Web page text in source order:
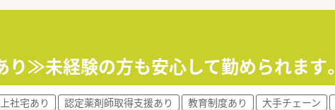
り≫未経験の方も安心して勤められます。
社宅あり 認定薬剤師取得支援あり 教育制度あり 大手チェーン